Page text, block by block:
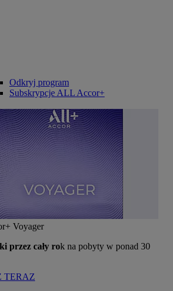
Odkryj program
Subskrypcje ALL Accor+
Voyager
przez cały rok na pobyty w ponad 30
TERAZ